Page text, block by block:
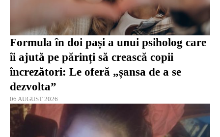
Formula în doi pași a unui psiholog care
îi ajută pe părinți să crească copii
încrezători: Le oferă „șansa de a se
dezvolta”
06 AUGUST 2026